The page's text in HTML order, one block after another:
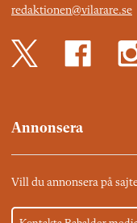
redaktionen@vilarare.se
Annonsera
Vill du annonsera på